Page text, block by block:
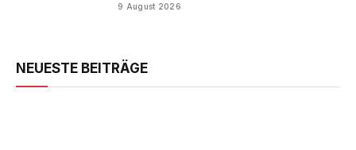
9 August 2026
NEUESTE BEITRÄGE